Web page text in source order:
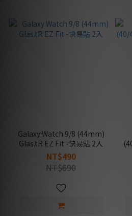
Galaxy Watch 9/8 (44mm)
Glas.tR EZ Fit -快易貼 2入
NT$490
NT$690